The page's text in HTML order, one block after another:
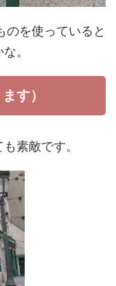
を使っていると
。
す）
素敵です。